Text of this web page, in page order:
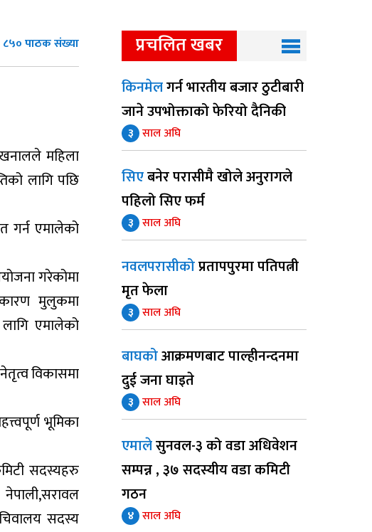
८५० पाठक संख्या
महिला
लागि पछि
गर्न एमालेको
गरेकोमा
मुलुकमा
एमालेको
विकासमा
भूमिका
सदस्यहरु
सदस्य
प्रचलित खबर
किनमेलगर्न भारतीय बजार ठुटीबारी
जाने उपभोक्ताको फेरियो दैनिकी
३ साल अघि
सिएबनेर परासीमै खोले अनुरागले
पहिलो सिए फर्म
३ साल अघि
नवलपरासीकोप्रतापपुरमा पतिपत्नी
मृत फेला
३ साल अघि
बाघकोआक्रमणबाट पाल्हीनन्दनमा
दुई जना घाइते
३ साल अघि
एमालेसुनवल-३ को वडा अधिवेशन
सम्पन्न , ३७ सदस्यीय वडा कमिटी
गठन
४ साल अघि